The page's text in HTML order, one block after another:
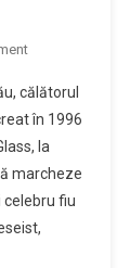
On
Culturală
Dada
Are
Rădăcini
La
Moinești,
călătorul
în 1996
la
marcheze
fiu